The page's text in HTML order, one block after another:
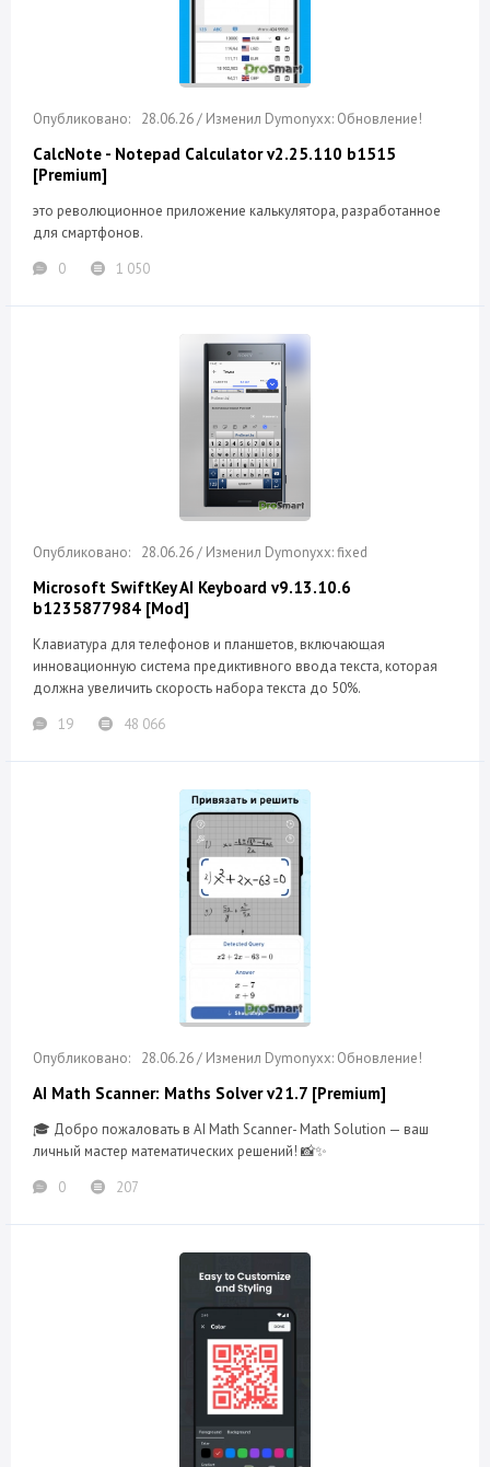
28.06.26 / Изменил Dymonyxx: Обновление!
CalcNote - Notepad Calculator v2.25.110 b1515
[Premium]
это революционное приложение калькулятора, разработанное
для смартфонов.
0
1 050
28.06.26 / Изменил Dymonyxx: fixed
Microsoft SwiftKey AI Keyboard v9.13.10.6
b1235877984 [Mod]
Клавиатура для телефонов и планшетов, включающая
инновационную система предиктивного ввода текста, которая
должна увеличить скорость набора текста до 50%.
19
48 066
28.06.26 / Изменил Dymonyxx: Обновление!
AI Math Scanner: Maths Solver v21.7 [Premium]
🎓 Добро пожаловать в AI Math Scanner- Math Solution — ваш
личный мастер математических решений! 📸✨
0
207